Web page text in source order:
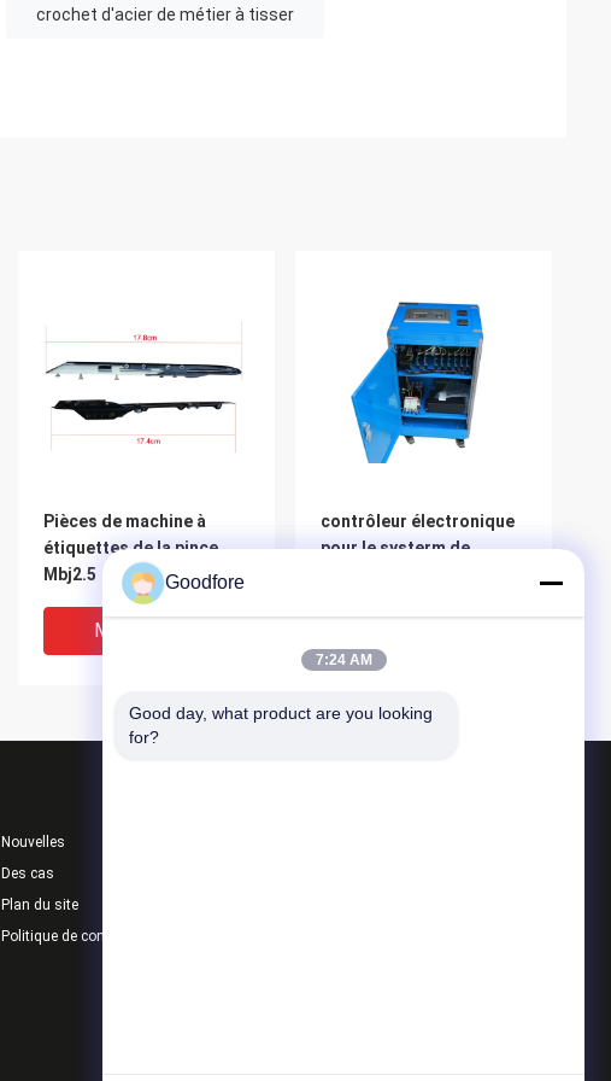
crochet d'acier de métier à tisser
Pièces de machine à
étiquettes de la pince
Mbj2.5
Meilleur Prix
contrôleur électronique
pour le systerm de
Nouvelles
Des cas
Plan du site
Politique de confidentialité
Goodfore
7:24 AM
Good day, what product are you looking
for?